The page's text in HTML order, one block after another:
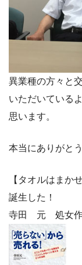
異業種の方々と
いただいている
思います。
本当にありがと
【タオルはまか
誕生した！
寺田 元 処女